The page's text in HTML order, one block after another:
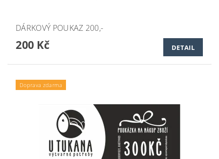
DÁRKOVÝ POUKAZ 200,-
200 Kč DETAIL
Doprava zdarma